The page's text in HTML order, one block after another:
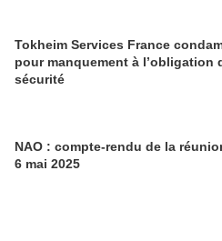
Tokheim Services France
pour manquement à l’obligation
sécurité
NAO : compte-rendu de la
6 mai 2025